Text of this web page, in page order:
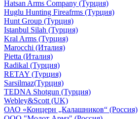
Hatsan Arms Company (Турция)
Huglu Hunting Fireafrms (Турция)
Hunt Group (Турция)
Istanbul Silah (Турция)
Kral Arms (Турция)
Marocchi (Италия)
Pietta (Италия)
Radikal (Турция)
RETAY (Турция)
Sarsilmaz(Турция)
TEDNA Shotgun (Турция)
Webley&Scott (UK)
ОАО «Концерн „Калашников“ (Россия)